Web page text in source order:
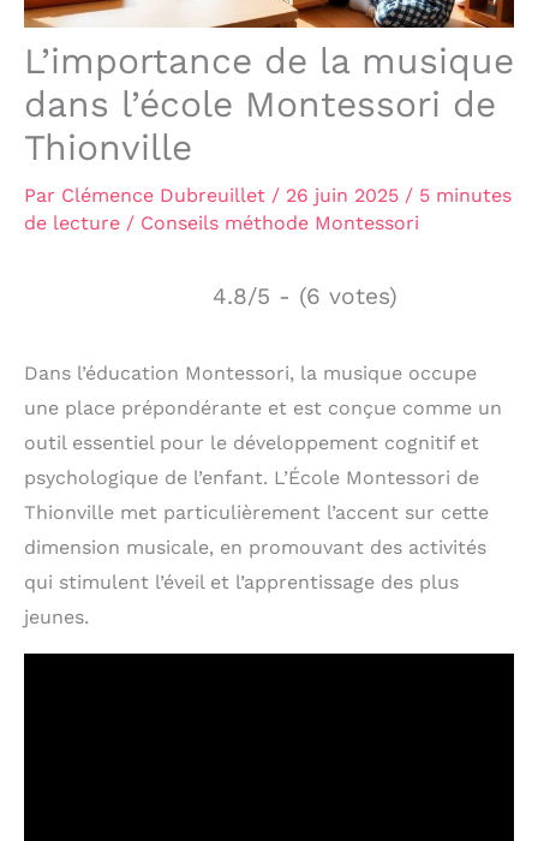
L’importance de la musique
dans l’école Montessori de
Thionville
Par Clémence Dubreuillet / 26 juin 2025 / 5 minutes
de lecture / Conseils méthode Montessori
4.8/5 - (6 votes)
Dans l’éducation Montessori, la musique occupe
une place prépondérante et est conçue comme un
outil essentiel pour le développement cognitif et
psychologique de l’enfant. L’École Montessori de
Thionville met particulièrement l’accent sur cette
dimension musicale, en promouvant des activités
qui stimulent l’éveil et l’apprentissage des plus
jeunes.